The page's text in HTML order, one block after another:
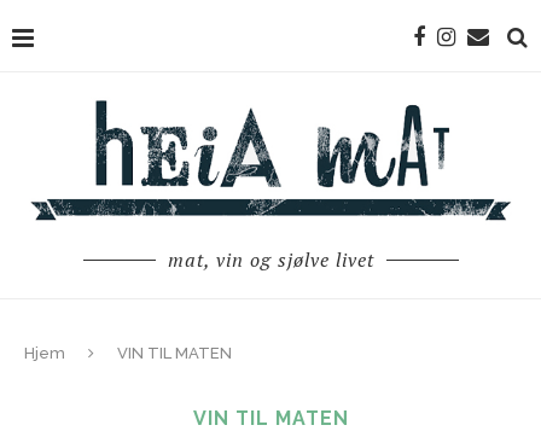
mat, vin og sjølve livet
Hjem VIN TIL MATEN
VIN TIL MATEN